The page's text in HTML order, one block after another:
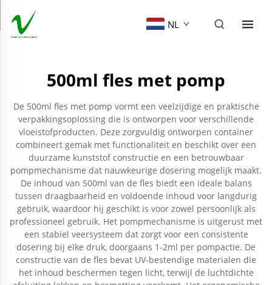
NL
500ml fles met pomp
De 500ml fles met pomp vormt een veelzijdige en praktische
verpakkingsoplossing die is ontworpen voor verschillende
vloeistofproducten. Deze zorgvuldig ontworpen container
combineert gemak met functionaliteit en beschikt over een
duurzame kunststof constructie en een betrouwbaar
pompmechanisme dat nauwkeurige dosering mogelijk maakt.
De inhoud van 500ml van de fles biedt een ideale balans
tussen draagbaarheid en voldoende inhoud voor langdurig
gebruik, waardoor hij geschikt is voor zowel persoonlijk als
professioneel gebruik. Het pompmechanisme is uitgerust met
een stabiel veersysteem dat zorgt voor een consistente
dosering bij elke druk, doorgaans 1-2ml per pompactie. De
constructie van de fles bevat UV-bestendige materialen die
het inhoud beschermen tegen licht, terwijl de luchtdichte